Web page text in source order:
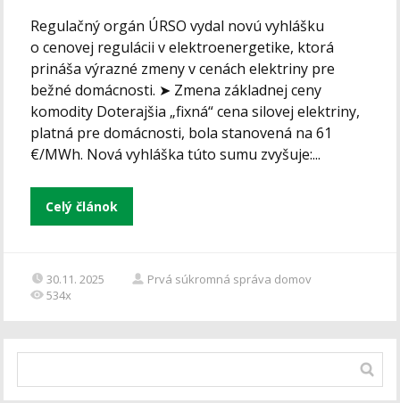
Regulačný orgán ÚRSO vydal novú vyhlášku
o cenovej regulácii v elektroenergetike, ktorá
prináša výrazné zmeny v cenách elektriny pre
bežné domácnosti. ➤ Zmena základnej ceny
komodity Doterajšia „fixná“ cena silovej elektriny,
platná pre domácnosti, bola stanovená na 61
€/MWh. Nová vyhláška túto sumu zvyšuje:...
Celý článok
30.11. 2025
Prvá súkromná správa domov
534x